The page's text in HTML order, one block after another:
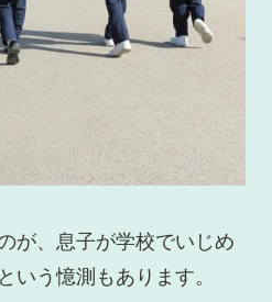
が、息子が学校でいじめ
いう憶測もあります。